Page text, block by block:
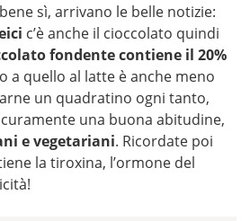
sì, arrivano le belle notizie:
c’è anche il cioccolato quindi
fondente contiene il 20%
a quello al latte è anche meno
un quadratino ogni tanto,
una buona abitudine,
e vegetariani. Ricordate poi
la tiroxina, l’ormone del